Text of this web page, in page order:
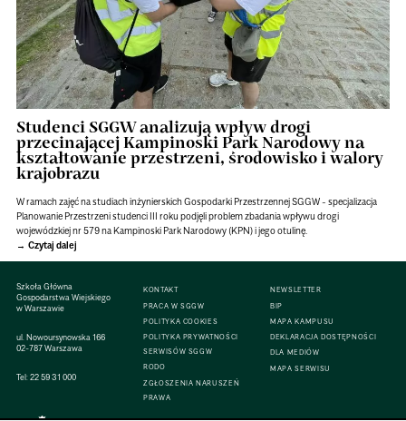
Studenci SGGW analizują wpływ drogi
przecinającej Kampinoski Park Narodowy na
kształtowanie przestrzeni, środowisko i walory
krajobrazu
W ramach zajęć na studiach inżynierskich Gospodarki Przestrzennej SGGW - specjalizacja
Planowanie Przestrzeni studenci III roku podjęli problem zbadania wpływu drogi
wojewódzkiej nr 579 na Kampinoski Park Narodowy (KPN) i jego otulinę.
Czytaj dalej
Szkoła Główna
Gospodarstwa Wiejskiego
w Warszawie
ul. Nowoursynowska 166
02-787 Warszawa
Tel:22 59 31 000
KONTAKT
PRACA W SGGW
POLITYKA COOKIES
POLITYKA PRYWATNOŚCI
SERWISÓW SGGW
RODO
ZGŁOSZENIA NARUSZEŃ
PRAWA
NEWSLETTER
BIP
MAPA KAMPUSU
DEKLARACJA DOSTĘPNOŚCI
DLA MEDIÓW
MAPA SERWISU